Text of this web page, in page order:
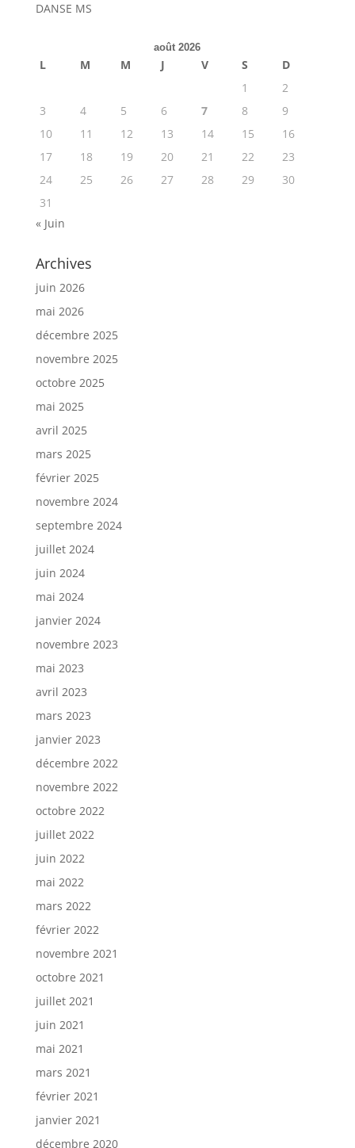
DANSE MS
août 2026
L M M J V S
D
1
2
3
4 5 6 7 8
9
10
11 12 13 14 15
16
17
18 19 20 21 22
23
24
25 26 27 28 29
30
31
« Juin
Archives
juin 2026
mai 2026
décembre 2025
novembre 2025
octobre 2025
mai 2025
avril 2025
mars 2025
février 2025
novembre 2024
septembre 2024
juillet 2024
juin 2024
mai 2024
janvier 2024
novembre 2023
mai 2023
avril 2023
mars 2023
janvier 2023
décembre 2022
novembre 2022
octobre 2022
juillet 2022
juin 2022
mai 2022
mars 2022
février 2022
novembre 2021
octobre 2021
juillet 2021
juin 2021
mai 2021
mars 2021
février 2021
janvier 2021
décembre 2020